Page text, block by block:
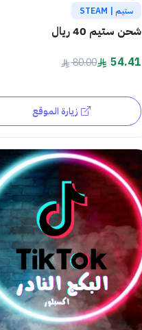
ستيم | STEAM
شحن ستيم 40 ريال
54.41
80.00
زيارة الموقع